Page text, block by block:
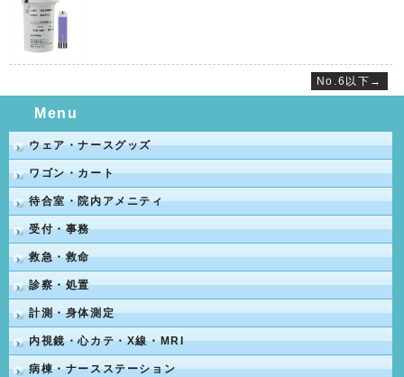
No.6以下→
Menu
ウェア・ナースグッズ
ワゴン・カート
待合室・院内アメニティ
受付・事務
救急・救命
診察・処置
計測・身体測定
内視鏡・心カテ・X線・MRI
病棟・ナースステーション